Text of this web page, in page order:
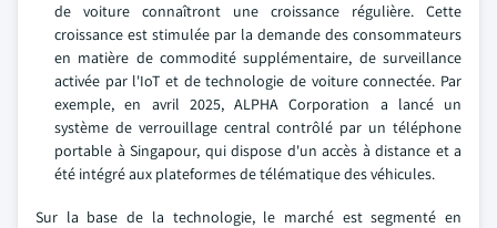
de voiture connaîtront une croissance régulière. Cette
croissance est stimulée par la demande des consommateurs
en matière de commodité supplémentaire, de surveillance
activée par l'IoT et de technologie de voiture connectée. Par
exemple, en avril 2025, ALPHA Corporation a lancé un
système de verrouillage central contrôlé par un téléphone
portable à Singapour, qui dispose d'un accès à distance et a
été intégré aux plateformes de télématique des véhicules.
Sur la base de la technologie, le marché est segmenté en